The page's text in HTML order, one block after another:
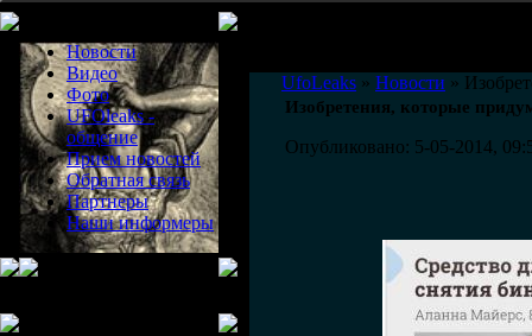
Новости
Видео
Фото
UFOleaks -
общение
Прием новостей
Обратная связь
Партнеры
Наши информеры
UfoLeaks » Новости »
Изобретения, которые
Опубликовано: 5-05-2014,